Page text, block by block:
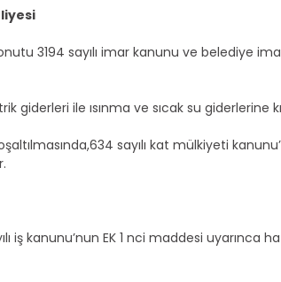
3194 sayılı imar kanunu ve belediye
giderleri ile ısınma ve sıcak su
sayılı kat mülkiyeti
iş kanunu’nun EK 1 nci maddesi